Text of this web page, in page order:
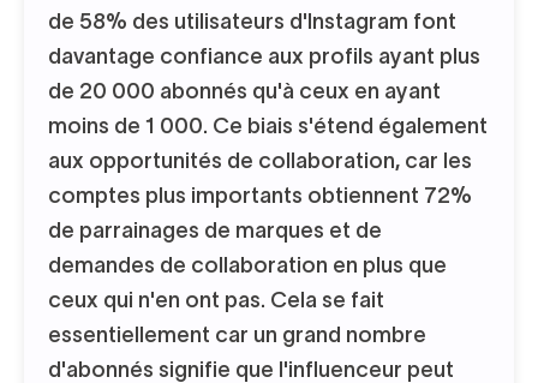
de 58% des utilisateurs d'Instagram font
davantage confiance aux profils ayant plus
de 20 000 abonnés qu'à ceux en ayant
moins de 1 000. Ce biais s'étend également
aux opportunités de collaboration, car les
comptes plus importants obtiennent 72%
de parrainages de marques et de
demandes de collaboration en plus que
ceux qui n'en ont pas. Cela se fait
essentiellement car un grand nombre
d'abonnés signifie que l'influenceur peut